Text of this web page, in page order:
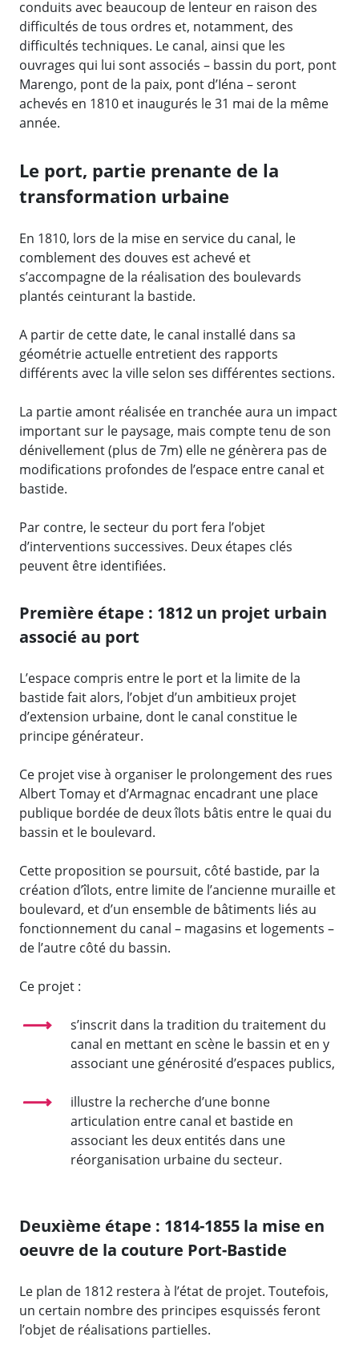
conduits avec beaucoup de lenteur en raison des
difficultés de tous ordres et, notamment, des
difficultés techniques. Le canal, ainsi que les
ouvrages qui lui sont associés – bassin du port, pont
Marengo, pont de la paix, pont d’Iéna – seront
achevés en 1810 et inaugurés le 31 mai de la même
année.
Le port, partie prenante de la
transformation urbaine
En 1810, lors de la mise en service du canal, le
comblement des douves est achevé et
s’accompagne de la réalisation des boulevards
plantés ceinturant la bastide.
A partir de cette date, le canal installé dans sa
géométrie actuelle entretient des rapports
différents avec la ville selon ses différentes sections.
La partie amont réalisée en tranchée aura un impact
important sur le paysage, mais compte tenu de son
dénivellement (plus de 7m) elle ne génèrera pas de
modifications profondes de l’espace entre canal et
bastide.
Par contre, le secteur du port fera l’objet
d’interventions successives. Deux étapes clés
peuvent être identifiées.
Première étape : 1812 un projet urbain
associé au port
L’espace compris entre le port et la limite de la
bastide fait alors, l’objet d’un ambitieux projet
d’extension urbaine, dont le canal constitue le
principe générateur.
Ce projet vise à organiser le prolongement des rues
Albert Tomay et d’Armagnac encadrant une place
publique bordée de deux îlots bâtis entre le quai du
bassin et le boulevard.
Cette proposition se poursuit, côté bastide, par la
création d’îlots, entre limite de l’ancienne muraille et
boulevard, et d’un ensemble de bâtiments liés au
fonctionnement du canal – magasins et logements –
de l’autre côté du bassin.
Ce projet :
s’inscrit dans la tradition du traitement du
canal en mettant en scène le bassin et en y
associant une générosité d’espaces publics,
illustre la recherche d’une bonne
articulation entre canal et bastide en
associant les deux entités dans une
réorganisation urbaine du secteur.
Deuxième étape : 1814-1855 la mise en
oeuvre de la couture Port-Bastide
Le plan de 1812 restera à l’état de projet. Toutefois,
un certain nombre des principes esquissés feront
l’objet de réalisations partielles.